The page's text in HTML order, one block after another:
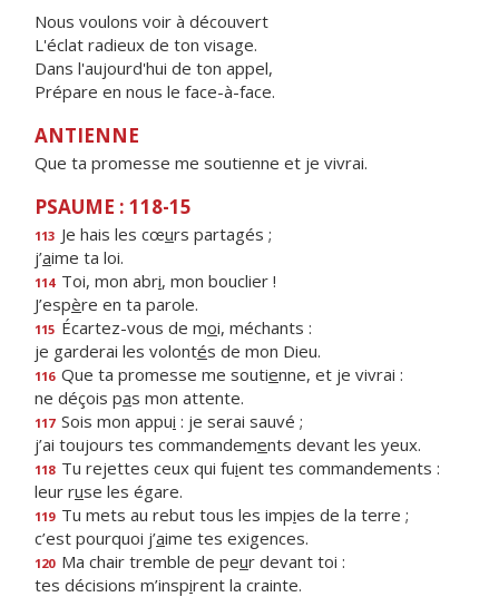
Nous voulons voir à découvert
L'éclat radieux de ton visage.
Dans l'aujourd'hui de ton appel,
Prépare en nous le face-à-face.
ANTIENNE
Que ta promesse me soutienne et je vivrai.
PSAUME : 118-15
113 Je hais les cœurs partagés ;
j’aime ta loi.
114 Toi, mon abri, mon bouclier !
J’espère en ta parole.
115 Écartez-vous de moi, méchants :
je garderai les volontés de mon Dieu.
116 Que ta promesse me soutienne, et je vivrai :
ne déçois pas mon attente.
117 Sois mon appui : je serai sauvé ;
j’ai toujours tes commandements devant les yeux.
118 Tu rejettes ceux qui fuient tes commandements :
leur ruse les égare.
119 Tu mets au rebut tous les impies de la terre ;
c’est pourquoi j’aime tes exigences.
120 Ma chair tremble de peur devant toi :
tes décisions m’inspirent la crainte.